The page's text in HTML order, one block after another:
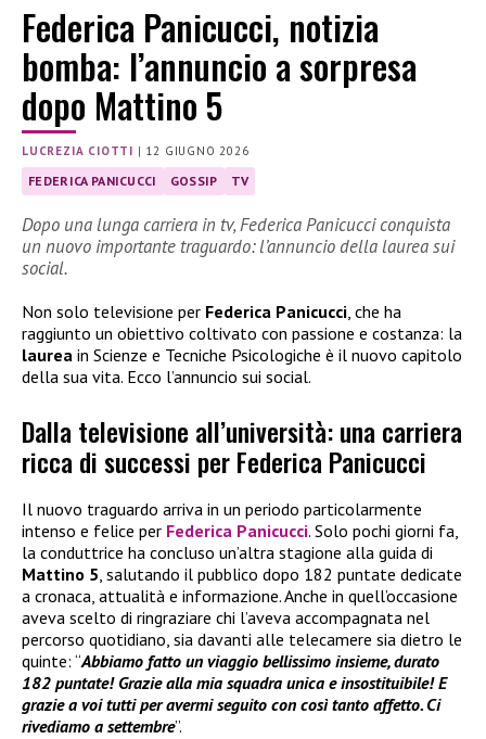
Federica Panicucci, notizia
bomba: l’annuncio a sorpresa
dopo Mattino 5
LUCREZIA CIOTTI | 12 GIUGNO 2026
FEDERICA PANICUCCI GOSSIP TV
Dopo una lunga carriera in tv, Federica Panicucci conquista
un nuovo importante traguardo: l’annuncio della laurea sui
social.
Non solo televisione per Federica Panicucci, che ha
raggiunto un obiettivo coltivato con passione e costanza: la
laurea in Scienze e Tecniche Psicologiche è il nuovo capitolo
della sua vita. Ecco l’annuncio sui social.
Dalla televisione all’università: una carriera
ricca di successi per Federica Panicucci
Il nuovo traguardo arriva in un periodo particolarmente
intenso e felice per Federica Panicucci. Solo pochi giorni fa,
la conduttrice ha concluso un’altra stagione alla guida di
Mattino 5, salutando il pubblico dopo 182 puntate dedicate
a cronaca, attualità e informazione. Anche in quell’occasione
aveva scelto di ringraziare chi l’aveva accompagnata nel
percorso quotidiano, sia davanti alle telecamere sia dietro le
quinte: “Abbiamo fatto un viaggio bellissimo insieme, durato
182 puntate! Grazie alla mia squadra unica e insostituibile! E
grazie a voi tutti per avermi seguito con così tanto affetto. Ci
rivediamo a settembre”.